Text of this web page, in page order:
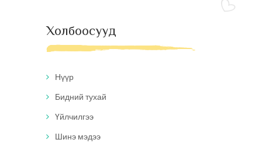
Холбоосууд
Нүүр
Бидний тухай
Үйлчилгээ
Шинэ мэдээ